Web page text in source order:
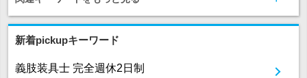
新着pickupキーワード
義肢装具士 完全週休2日制